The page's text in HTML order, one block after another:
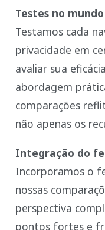
Testes no
Testamos cada
privacidade em
avaliar sua
abordagem
comparações
não apenas os
Integração do
Incorporamos o
nossas
perspectiva
pontos fortes e